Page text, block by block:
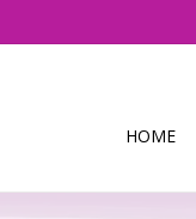
HOME